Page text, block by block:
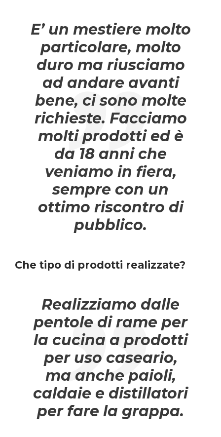
E’ un mestiere molto
particolare, molto
duro ma riusciamo
ad andare avanti
bene, ci sono molte
richieste. Facciamo
molti prodotti ed è
da 18 anni che
veniamo in fiera,
sempre con un
ottimo riscontro di
pubblico.
Che tipo di prodotti realizzate?
Realizziamo dalle
pentole di rame per
la cucina a prodotti
per uso caseario,
ma anche paioli,
caldaie e distillatori
per fare la grappa.